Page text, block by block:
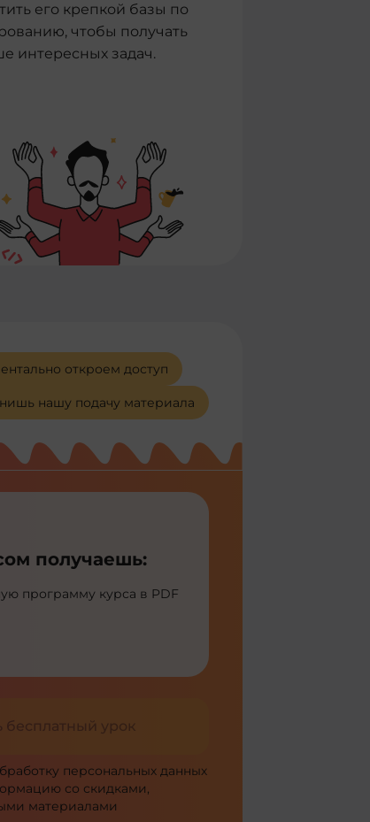
его крепкой базы по
чтобы получать
интересных задач.
откроем доступ
нашу подачу материала
получаешь:
программу курса в PDF
бесплатный урок
персональных данных
со скидками,
материалами